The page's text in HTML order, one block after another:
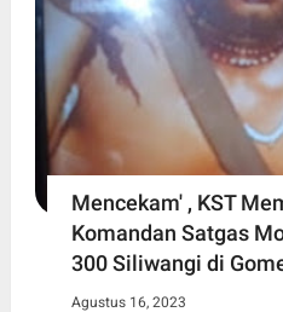
Mencekam' , KST
Komandan Satgas
300 Siliwangi di
Agustus 16, 2023